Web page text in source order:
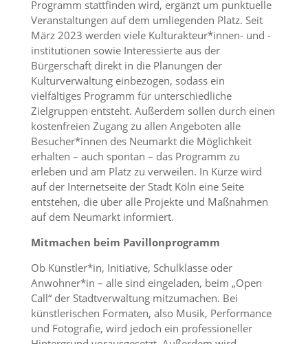
Programm stattfinden wird, ergänzt um punktuelle
Veranstaltungen auf dem umliegenden Platz. Seit
März 2023 werden viele Kulturakteur*innen- und -
institutionen sowie Interessierte aus der
Bürgerschaft direkt in die Planungen der
Kulturverwaltung einbezogen, sodass ein
vielfältiges Programm für unterschiedliche
Zielgruppen entsteht. Außerdem sollen durch einen
kostenfreien Zugang zu allen Angeboten alle
Besucher*innen des Neumarkt die Möglichkeit
erhalten – auch spontan – das Programm zu
erleben und am Platz zu verweilen. In Kürze wird
auf der Internetseite der Stadt Köln eine Seite
entstehen, die über alle Projekte und Maßnahmen
auf dem Neumarkt informiert.
Mitmachen beim Pavillonprogramm
Ob Künstler*in, Initiative, Schulklasse oder
Anwohner*in – alle sind eingeladen, beim „Open
Call“ der Stadtverwaltung mitzumachen. Bei
künstlerischen Formaten, also Musik, Performance
und Fotografie, wird jedoch ein professioneller